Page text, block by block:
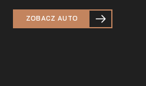
ZOBACZ AUTO